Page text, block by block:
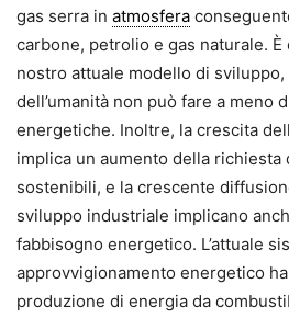
gas serra in atmosfera
carbone, petrolio e gas naturale.
nostro attuale modello di sviluppo,
dell’umanità non può fare a meno
energetiche. Inoltre, la crescita
implica un aumento della richiesta
sostenibili, e la crescente
sviluppo industriale implicano
fabbisogno energetico. L’attuale
approvvigionamento energetico
produzione di energia da